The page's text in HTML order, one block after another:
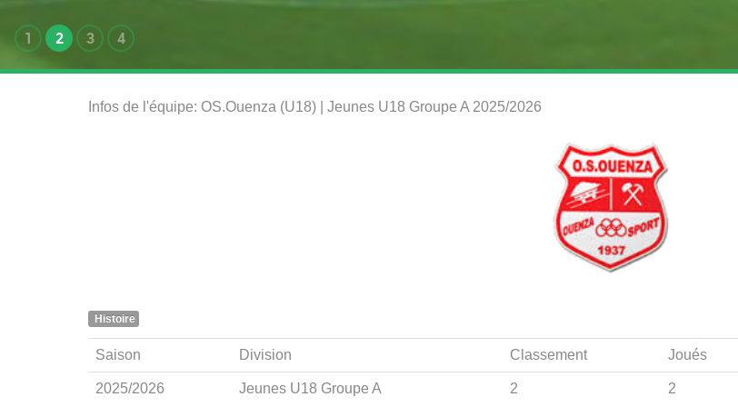
1 2 3 4
Infos de l'équipe: OS.Ouenza (U18) | Jeunes U18 Groupe A 2025/2026
Histoire
Saison Division Classement Joués
2025/2026 Jeunes U18 Groupe A 2 2